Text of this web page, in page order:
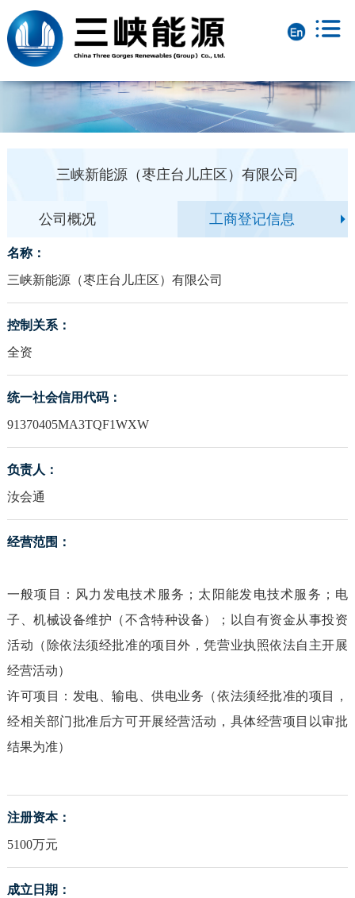
三峡新能源（枣庄台儿庄区）有限公司
公司概况 工商登记信息
名称：
三峡新能源（枣庄台儿庄区）有限公司
控制关系：
全资
统一社会信用代码：
91370405MA3TQF1WXW
负责人：
汝会通
经营范围：
一般项目：风力发电技术服务；太阳能发电技术服务；电
子、机械设备维护（不含特种设备）；以自有资金从事投资
活动（除依法须经批准的项目外，凭营业执照依法自主开展
经营活动）
许可项目：发电、输电、供电业务（依法须经批准的项目，
经相关部门批准后方可开展经营活动，具体经营项目以审批
结果为准）
注册资本：
5100万元
成立日期：